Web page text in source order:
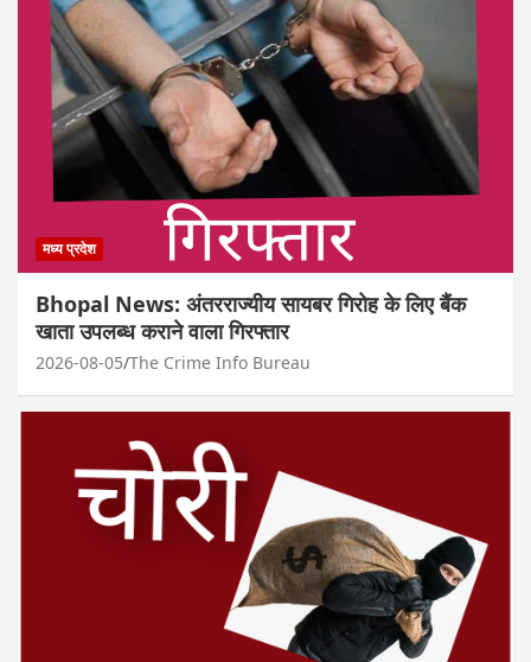
मध्य प्रदेश
Bhopal News: अंतरराज्यीय सायबर गिरोह के लिए बैंक
खाता उपलब्ध कराने वाला गिरफ्तार
2026-08-05 The Crime Info Bureau